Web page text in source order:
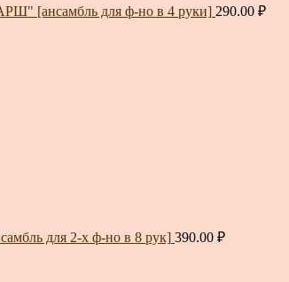
[ансамбль для ф-но в 4 руки] 290.00 ₽
для 2-х ф-но в 8 рук] 390.00 ₽